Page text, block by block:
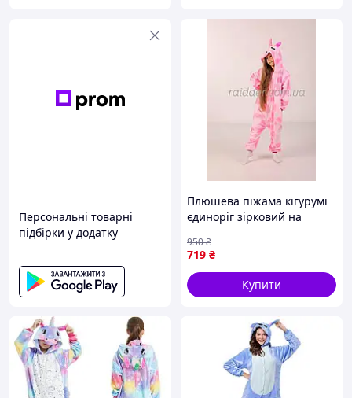
Післяплата (тільки при оформленні
доставки "НОВА ПОШТА")
Для зв'язку з менеджером тел.0 (50)
933-87-42
ВАЖЛИВО! Прати на ручному пранні не
і мінімальному віджиманні,
обов'язково вивернувши на виворіт.
Правильно доглядаєте за своїм кігурумі 🐼і
він буде другом довгі роки))
Персональні товарні
підбірки у додатку
Плюшева піжама кігурумі
єдиноріг зірковий на
капбшоном для дівчаток
(R2006)
719 ₴
950₴
Купити